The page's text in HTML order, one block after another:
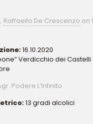
Raffaello De Crescenzo on
16.10.2020
Verdicchio dei Castelli
Podere L’Infinito
13 gradi alcolici